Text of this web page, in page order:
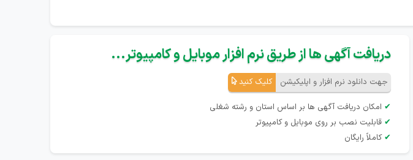
دریافت آگهی ها از طریق نرم افزار موبایل و کامپیوتر...
جهت دانلود نرم افزار و اپلیکیشن کلیک کنید
✔ امکان دریافت آگهی ها بر اساس استان و رشته شغلی
✔ قابلیت نصب بر روی موبایل و کامپیوتر
✔ کاملاً رایگان